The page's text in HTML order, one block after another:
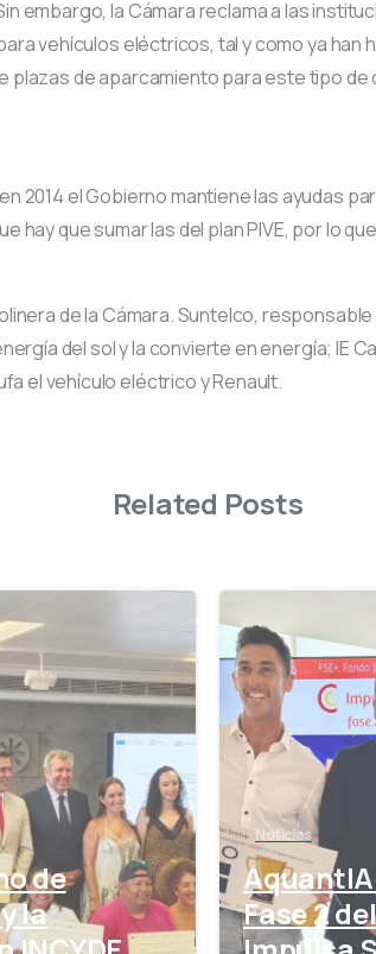
embargo, la Cámara reclama a las
vehículos eléctricos, tal y como ya han
plazas de aparcamiento para este tipo
2014 el Gobierno mantiene las ayudas
que sumar las del plan PIVE, por lo
de la Cámara. Suntelco, responsable
del sol y la convierte en energía; IE
el vehículo eléctrico y Renault.
Related Posts
de
la
Noticias
Fase 2